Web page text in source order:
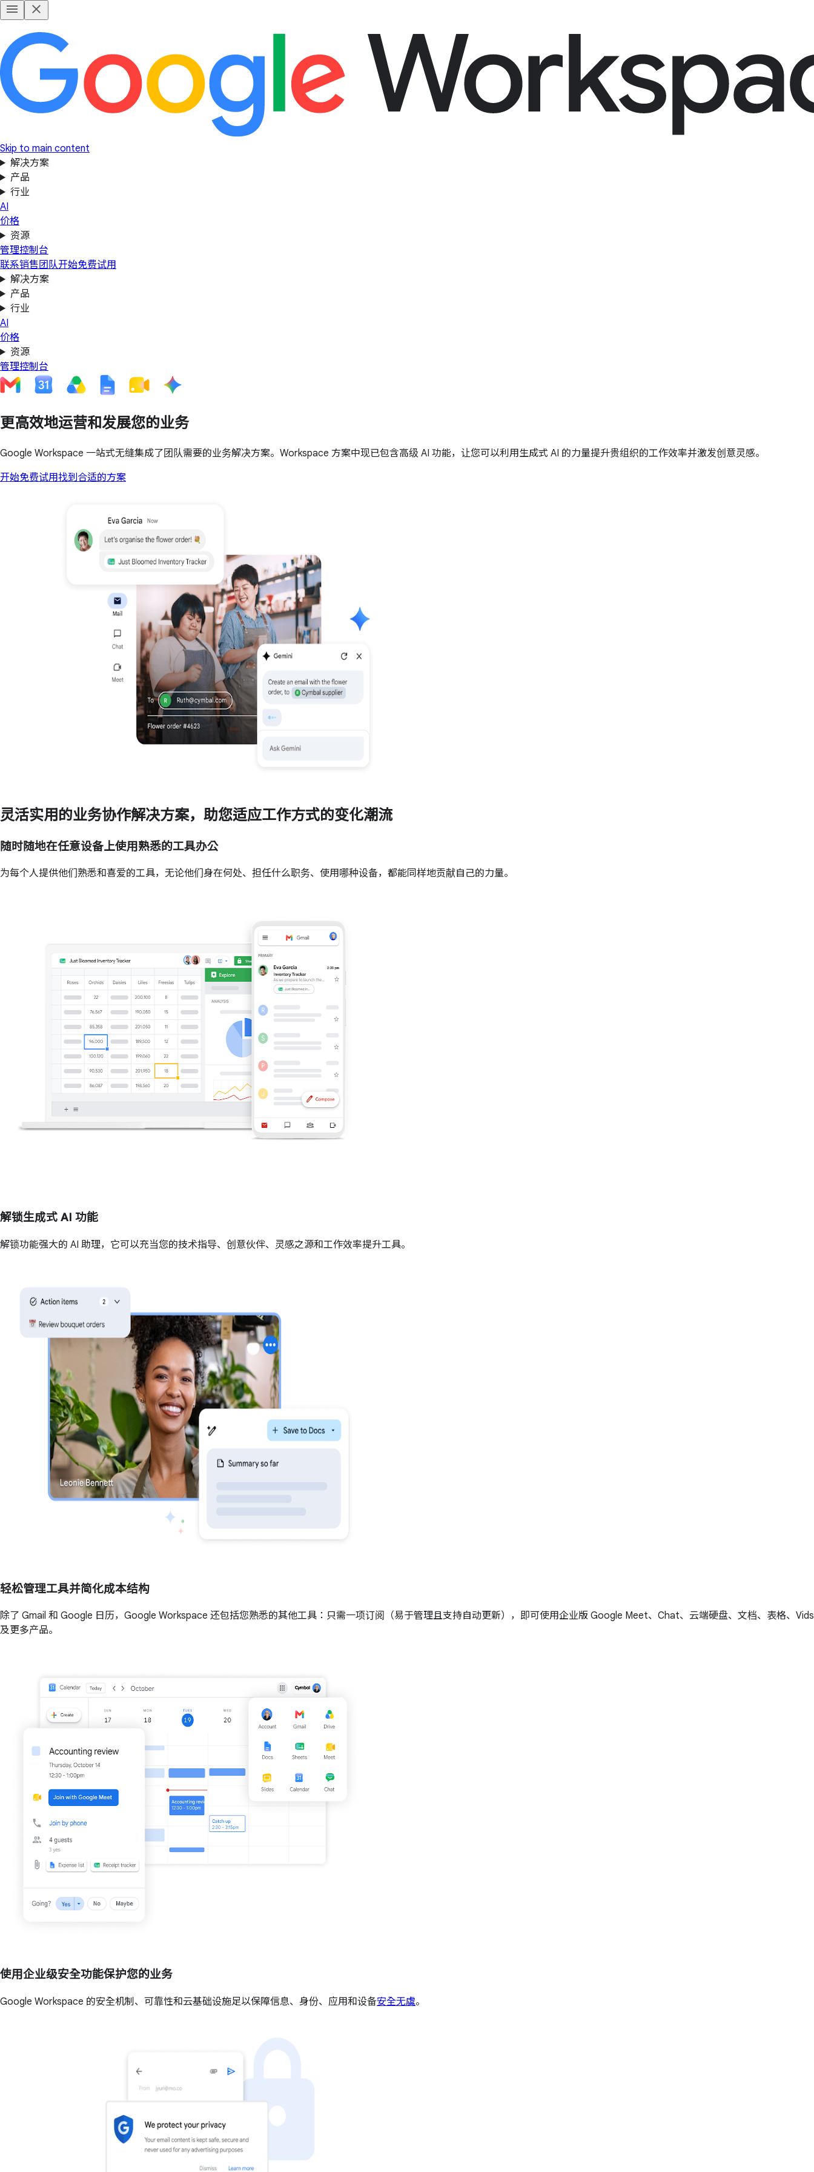
Skip to main content
解决方案
产品
行业
AI
价格
资源
管理控制台
联系销售团队开始免费试用
解决方案
产品
行业
AI
价格
资源
管理控制台
更高效地运营和发展您的业务
Google Workspace 一站式无缝集成了团队需要的业务解决方案。Workspace 方案中现已包含高级 AI 功能，让您可以利用生成式 AI 的力量提升贵组织的工作效率并激发创意灵感。
开始免费试用找到合适的方案
灵活实用的业务协作解决方案，助您适应工作方式的变化潮流
随时随地在任意设备上使用熟悉的工具办公
为每个人提供他们熟悉和喜爱的工具，无论他们身在何处、担任什么职务、使用哪种设备，都能同样地贡献自己的力量。
解锁生成式 AI 功能
解锁功能强大的 AI 助理，它可以充当您的技术指导、创意伙伴、灵感之源和工作效率提升工具。
轻松管理工具并简化成本结构
除了 Gmail 和 Google 日历，Google Workspace 还包括您熟悉的其他工具：只需一项订阅（易于管理且支持自动更新），即可使用企业版 Google Meet、Chat、云端硬盘、文档、表格、Vids
及更多产品。
使用企业级安全功能保护您的业务
Google Workspace 的安全机制、可靠性和云基础设施足以保障信息、身份、应用和设备安全无虞。